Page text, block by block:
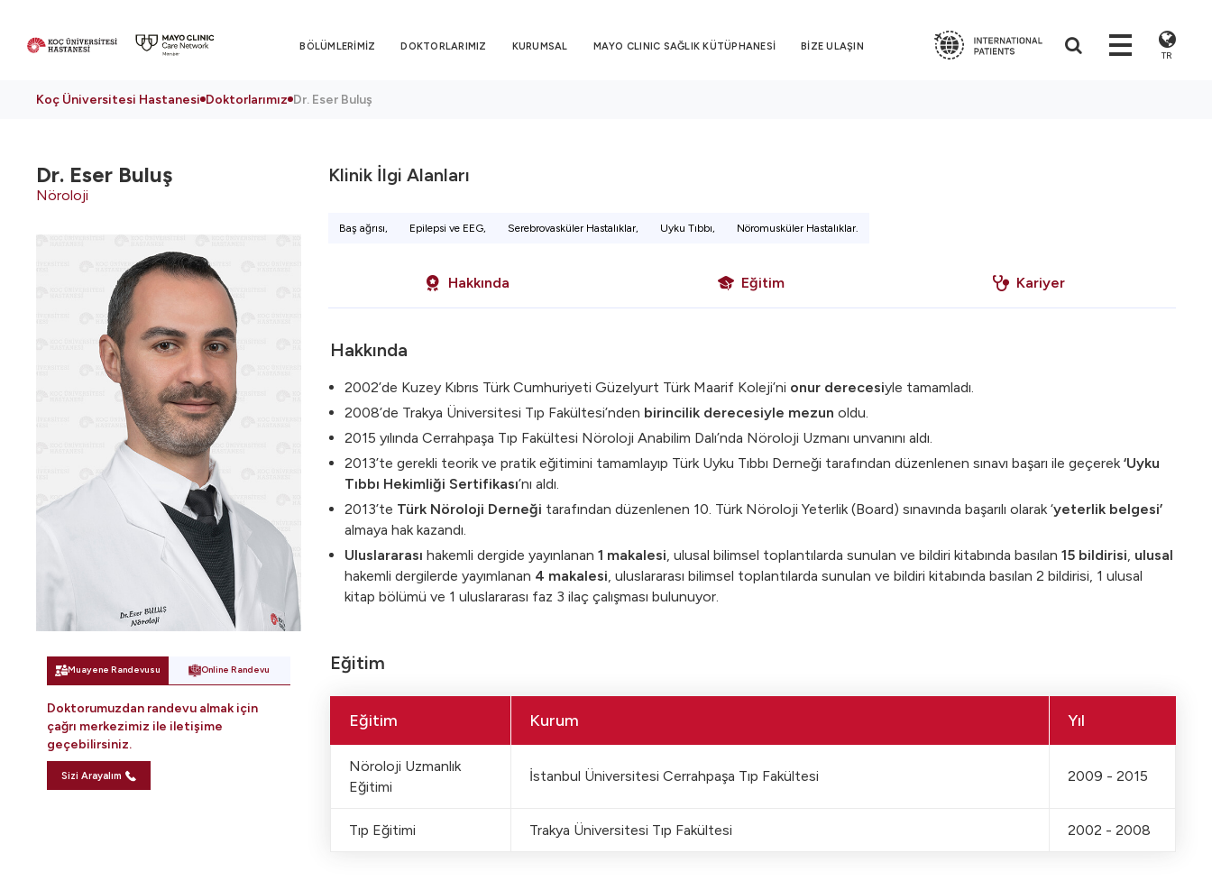
BÖLÜMLERİMİZ DOKTORLARIMIZ KURUMSAL MAYO CLINIC SAĞLIK KÜTÜPHANESİ BİZE ULAŞIN
TR
Koç Üniversitesi Hastanesi Doktorlarımız Dr. Eser Buluş
Dr. Eser Buluş
Nöroloji
Muayene Randevusu Online Randevu
Doktorumuzdan randevu almak için
çağrı merkezimiz ile iletişime
geçebilirsiniz.
Sizi Arayalım
Klinik İlgi Alanları
Baş ağrısı, Epilepsi ve EEG, Serebrovasküler Hastalıklar, Uyku Tıbbı, Nöromusküler Hastalıklar.
Hakkında Eğitim Kariyer
Hakkında
2002’de Kuzey Kıbrıs Türk Cumhuriyeti Güzelyurt Türk Maarif Koleji’ni onur derecesiyle tamamladı.
2008’de Trakya Üniversitesi Tıp Fakültesi’nden birincilik derecesiyle mezun oldu.
2015 yılında Cerrahpaşa Tıp Fakültesi Nöroloji Anabilim Dalı’nda Nöroloji Uzmanı unvanını aldı.
2013’te gerekli teorik ve pratik eğitimini tamamlayıp Türk Uyku Tıbbı Derneği tarafından düzenlenen sınavı başarı ile geçerek‘Uyku
Tıbbı Hekimliği Sertifikası’nı aldı.
2013’te Türk Nöroloji Derneği tarafından düzenlenen 10. Türk Nöroloji Yeterlik (Board) sınavında başarılı olarak ‘yeterlik belgesi’
almaya hak kazandı.
Uluslararası hakemli dergide yayınlanan 1 makalesi, ulusal bilimsel toplantılarda sunulan ve bildiri kitabında basılan 15 bildirisi, ulusal
hakemli dergilerde yayımlanan 4 makalesi, uluslararası bilimsel toplantılarda sunulan ve bildiri kitabında basılan 2 bildirisi, 1 ulusal
kitap bölümü ve 1 uluslararası faz 3 ilaç çalışması bulunuyor.
Eğitim
Eğitim Kurum Yıl
Nöroloji Uzmanlık
Eğitimi
İstanbul Üniversitesi Cerrahpaşa Tıp Fakültesi 2009 - 2015
Tıp Eğitimi Trakya Üniversitesi Tıp Fakültesi 2002 - 2008